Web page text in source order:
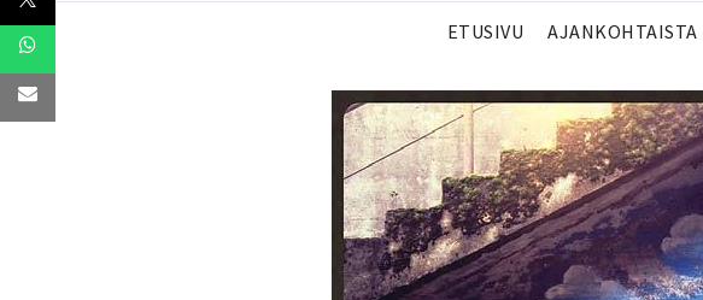
ETUSIVU AJANKOHTAISTA